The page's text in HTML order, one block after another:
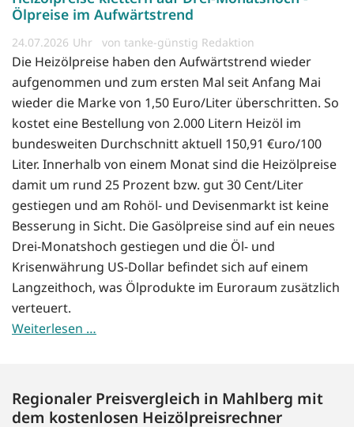
Ölpreise im Aufwärtstrend
24.07.2026 von tanke-günstig Redaktion
Die Heizölpreise haben den Aufwärtstrend wieder
aufgenommen und zum ersten Mal seit Anfang Mai
wieder die Marke von 1,50 Euro/Liter überschritten. So
kostet eine Bestellung von 2.000 Litern Heizöl im
bundesweiten Durchschnitt aktuell 150,91 €uro/100
Liter. Innerhalb von einem Monat sind die Heizölpreise
damit um rund 25 Prozent bzw. gut 30 Cent/Liter
gestiegen und am Rohöl- und Devisenmarkt ist keine
Besserung in Sicht. Die Gasölpreise sind auf ein neues
Drei-Monatshoch gestiegen und die Öl- und
Krisenwährung US-Dollar befindet sich auf einem
Langzeithoch, was Ölprodukte im Euroraum zusätzlich
verteuert.
Weiterlesen …
Regionaler Preisvergleich in Mahlberg mit
dem kostenlosen Heizölpreisrechner